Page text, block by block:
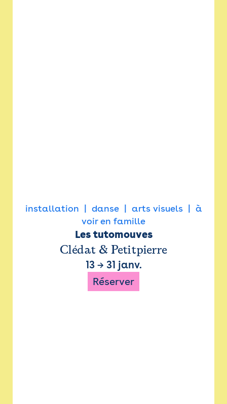
installation danse arts visuels
à
voir en famille
Les tutomouves
Clédat & Petitpierre
13→ 31 janv.
Réserver